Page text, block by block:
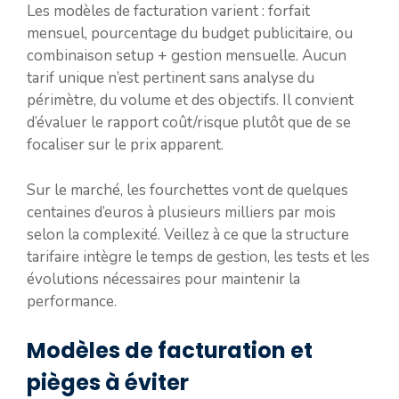
Les modèles de facturation varient : forfait
mensuel, pourcentage du budget publicitaire, ou
combinaison setup + gestion mensuelle. Aucun
tarif unique n’est pertinent sans analyse du
périmètre, du volume et des objectifs. Il convient
d’évaluer le rapport coût/risque plutôt que de se
focaliser sur le prix apparent.
Sur le marché, les fourchettes vont de quelques
centaines d’euros à plusieurs milliers par mois
selon la complexité. Veillez à ce que la structure
tarifaire intègre le temps de gestion, les tests et les
évolutions nécessaires pour maintenir la
performance.
Modèles de facturation et
pièges à éviter